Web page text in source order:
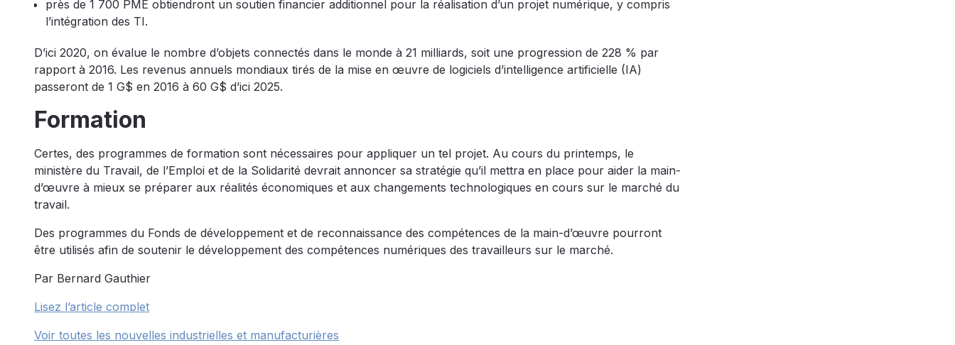
près de 1 700 PME obtiendront un soutien financier additionnel pour la réalisation d’un projet numérique, y compris
l’intégration des TI.
D’ici 2020, on évalue le nombre d’objets connectés dans le monde à 21 milliards, soit une progression de 228 % par
rapport à 2016. Les revenus annuels mondiaux tirés de la mise en œuvre de logiciels d’intelligence artificielle (IA)
passeront de 1 G$ en 2016 à 60 G$ d’ici 2025.
Formation
Certes, des programmes de formation sont nécessaires pour appliquer un tel projet. Au cours du printemps, le
ministère du Travail, de l’Emploi et de la Solidarité devrait annoncer sa stratégie qu’il mettra en place pour aider la main-
d’œuvre à mieux se préparer aux réalités économiques et aux changements technologiques en cours sur le marché du
travail.
Des programmes du Fonds de développement et de reconnaissance des compétences de la main-d’œuvre pourront
être utilisés afin de soutenir le développement des compétences numériques des travailleurs sur le marché.
Par Bernard Gauthier
Lisez l’article complet
Voir toutes les nouvelles industrielles et manufacturières